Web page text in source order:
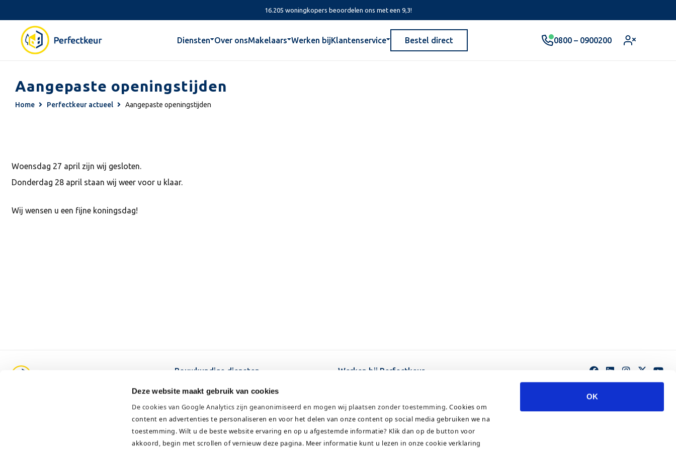
Deze website maakt gebruik van cookies
De cookies van Google Analytics zijn geanonimiseerd en mogen wij plaatsen zonder toestemming. Cookies om
content en advertenties te personaliseren en voor het delen van onze content op social media gebruiken we na
toestemming. Wilt u de beste website ervaring en op u afgestemde informatie? Klik dan op de button voor
akkoord, begin met scrollen of vernieuw deze pagina. Meer informatie kunt u lezen in onzecookie verklaring
OK
16.205 woningkopers beoordelen ons met een 9,3!
Diensten Over onsMakelaars Werken bijKlantenservice Bestel direct 0800 – 0900200
Aangepaste openingstijden
Home Perfectkeur actueel Aangepaste openingstijden
Woensdag 27 april zijn wij gesloten.
Donderdag 28 april staan wij weer voor u klaar.
Wij wensen u een fijne koningsdag!
Bouwkundige diensten
Asbest diensten
Onderhoud
Specialistische diensten
Werken bij Perfectkeur
Kennisbank
Contact